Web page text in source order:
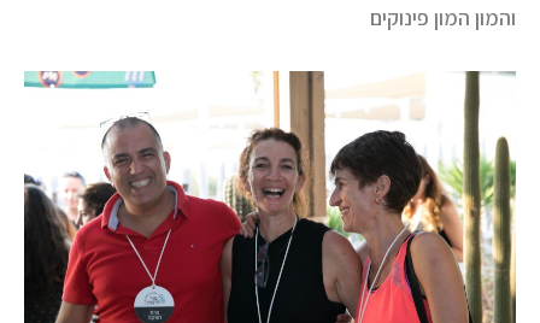
והמון המון פינוקים